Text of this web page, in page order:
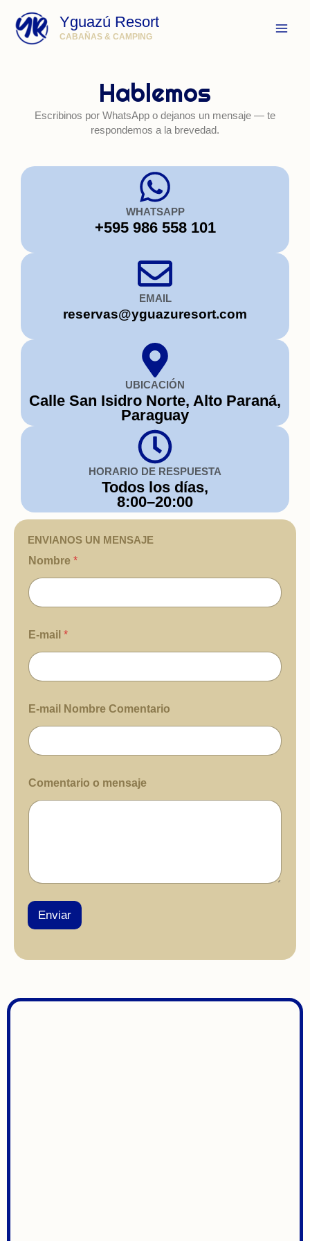
contenido
Yguazú Resort
CABAÑAS & CAMPING
Hablemos
Escribinos por WhatsApp o dejanos un mensaje — te
respondemos a la brevedad.
WHATSAPP
+595 986 558 101
EMAIL
reservas@yguazuresort.com
UBICACIÓN
Calle San Isidro Norte, Alto Paraná,
Paraguay
HORARIO DE RESPUESTA
Todos los días,
8:00–20:00
ENVIANOS UN MENSAJE
Nombre *
E-mail *
E-mail Nombre Comentario
Comentario o mensaje
Enviar